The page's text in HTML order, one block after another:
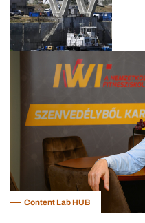
Content Lab HUB